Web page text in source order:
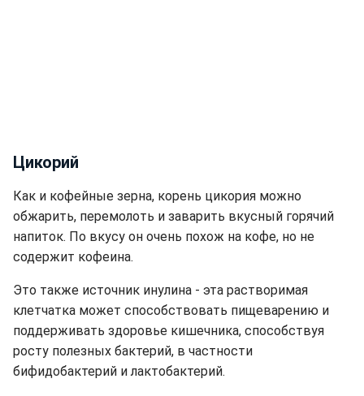
Цикорий
Как и кофейные зерна, корень цикория можно
обжарить, перемолоть и заварить вкусный горячий
напиток. По вкусу он очень похож на кофе, но не
содержит кофеина.
Это также источник инулина - эта растворимая
клетчатка может способствовать пищеварению и
поддерживать здоровье кишечника, способствуя
росту полезных бактерий, в частности
бифидобактерий и лактобактерий.